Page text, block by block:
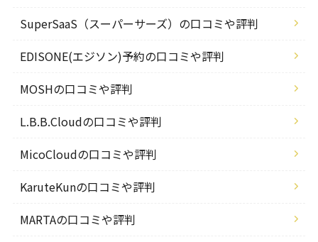
SuperSaaS（スーパーサーズ）の口コミや評判
EDISONE(エジソン)予約の口コミや評判
MOSHの口コミや評判
L.B.B.Cloudの口コミや評判
MicoCloudの口コミや評判
KaruteKunの口コミや評判
MARTAの口コミや評判